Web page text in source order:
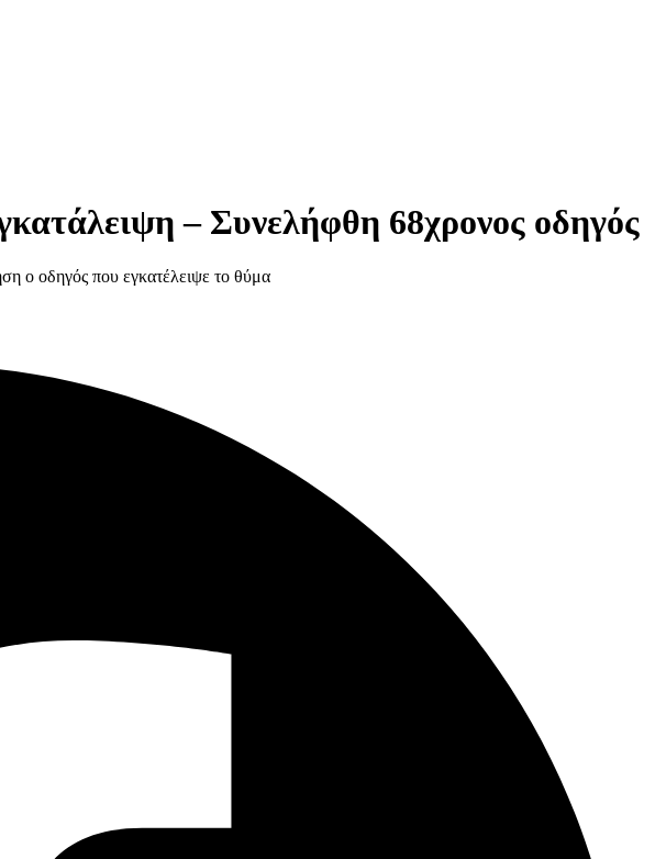
– Συνελήφθη 68χρονος οδηγός
ο οδηγός που εγκατέλειψε το θύμα